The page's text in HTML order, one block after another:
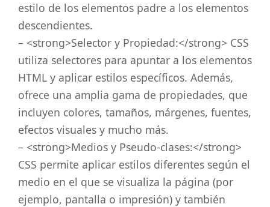
estilo de los elementos padre a los elementos
descendientes.
– <strong>Selector y Propiedad:</strong> CSS
utiliza selectores para apuntar a los elementos
HTML y aplicar estilos específicos. Además,
ofrece una amplia gama de propiedades, que
incluyen colores, tamaños, márgenes, fuentes,
efectos visuales y mucho más.
– <strong>Medios y Pseudo-clases:</strong>
CSS permite aplicar estilos diferentes según el
medio en el que se visualiza la página (por
ejemplo, pantalla o impresión) y también